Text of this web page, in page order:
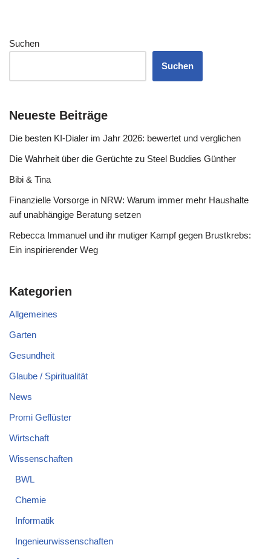
Suchen
Suchen
Neueste Beiträge
Die besten KI-Dialer im Jahr 2026: bewertet und verglichen
Die Wahrheit über die Gerüchte zu Steel Buddies Günther
Bibi & Tina
Finanzielle Vorsorge in NRW: Warum immer mehr Haushalte
auf unabhängige Beratung setzen
Rebecca Immanuel und ihr mutiger Kampf gegen Brustkrebs:
Ein inspirierender Weg
Kategorien
Allgemeines
Garten
Gesundheit
Glaube / Spiritualität
News
Promi Geflüster
Wirtschaft
Wissenschaften
BWL
Chemie
Informatik
Ingenieurwissenschaften